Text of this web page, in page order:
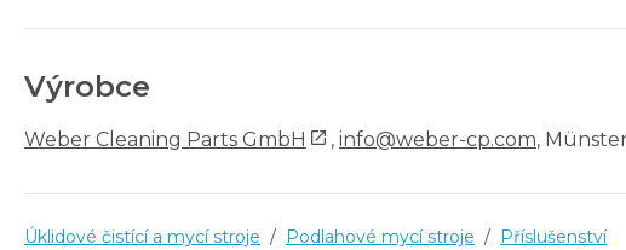
Výrobce
Weber Cleaning Parts GmbH , info@weber-cp.com,
Úklidové čistící a mycí stroje / Podlahové mycí stroje / Příslušenství